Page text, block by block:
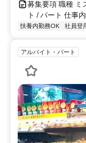
募集要項 職種 ミ
ト / パート 仕事
扶養内勤務OK 社員登
アルバイト・パート